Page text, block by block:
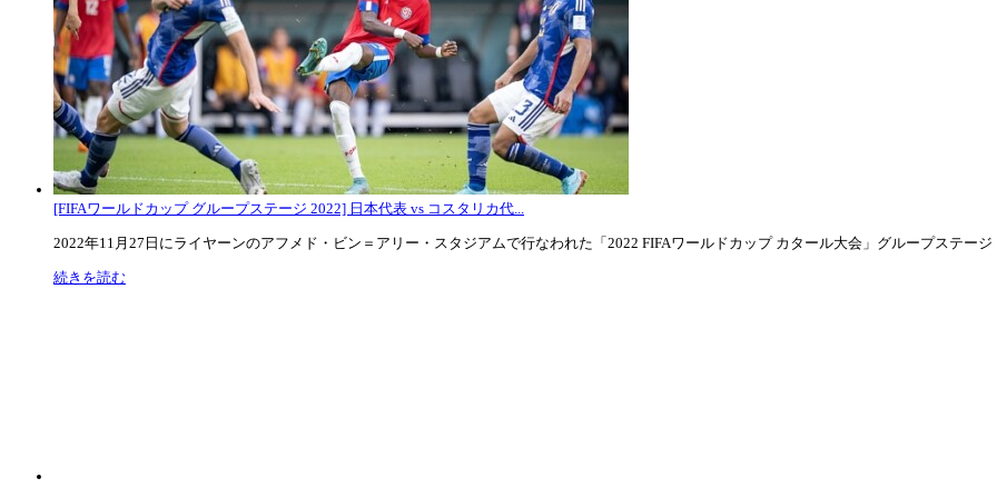
[FIFAワールドカップ グループステージ 2022] 日本代表 vs コスタリカ代...
2022年11月27日にライヤーンのアフメド・ビン＝アリー・スタジアムで行なわれた「2022 FIFAワールドカップ カタール大会」グループステージ
続きを読む